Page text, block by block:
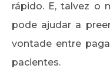
rápido. E, talvez o
pode ajudar a
vontade entre
pacientes.